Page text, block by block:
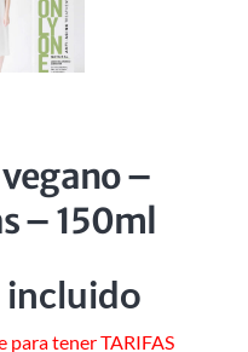
–
– 150ml
incluido
para tener TARIFAS